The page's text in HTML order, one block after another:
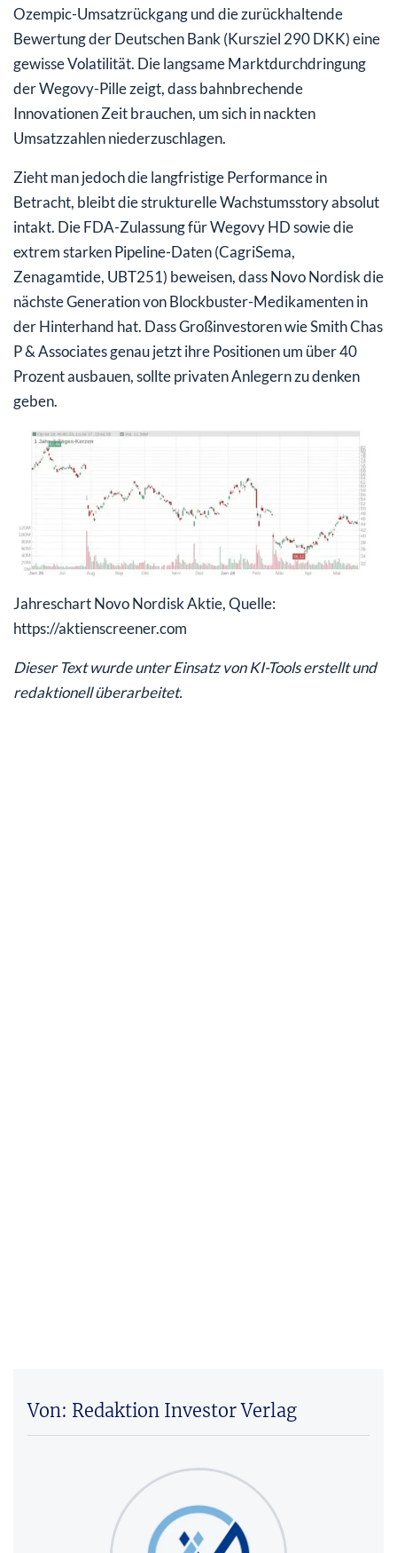
Ozempic-Umsatzrückgang und die zurückhaltende
Bewertung der Deutschen Bank (Kursziel 290 DKK) eine
gewisse Volatilität. Die langsame Marktdurchdringung
der Wegovy-Pille zeigt, dass bahnbrechende
Innovationen Zeit brauchen, um sich in nackten
Umsatzzahlen niederzuschlagen.
Zieht man jedoch die langfristige Performance in
Betracht, bleibt die strukturelle Wachstumsstory absolut
intakt. Die FDA-Zulassung für Wegovy HD sowie die
extrem starken Pipeline-Daten (CagriSema,
Zenagamtide, UBT251) beweisen, dass Novo Nordisk die
nächste Generation von Blockbuster-Medikamenten in
der Hinterhand hat. Dass Großinvestoren wie Smith Chas
P & Associates genau jetzt ihre Positionen um über 40
Prozent ausbauen, sollte privaten Anlegern zu denken
geben.
Jahreschart Novo Nordisk Aktie, Quelle:
https://aktienscreener.com
Dieser Text wurde unter Einsatz von KI-Tools erstellt und
redaktionell überarbeitet.
Von: Redaktion Investor Verlag